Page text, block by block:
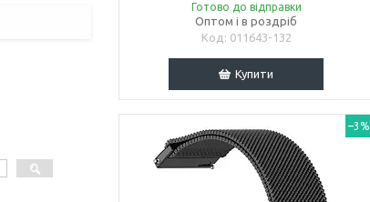
Готово до відправки
Оптом і в роздріб
011643-132
Купити
–3%